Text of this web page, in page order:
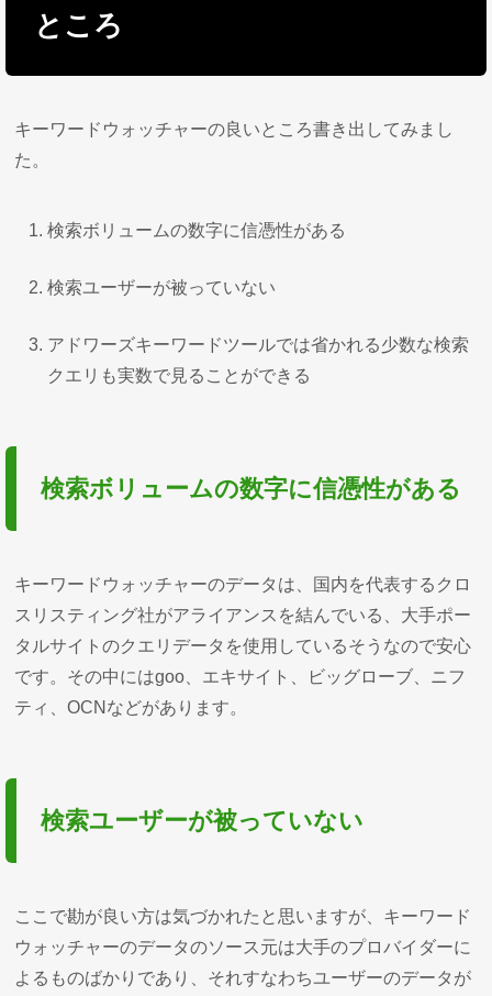
ところ
キーワードウォッチャーの良いところ書き出してみまし
た。
検索ボリュームの数字に信憑性がある
検索ユーザーが被っていない
アドワーズキーワードツールでは省かれる少数な検索
クエリも実数で見ることができる
検索ボリュームの数字に信憑性がある
キーワードウォッチャーのデータは、国内を代表するクロ
スリスティング社がアライアンスを結んでいる、大手ポー
タルサイトのクエリデータを使用しているそうなので安心
です。その中にはgoo、エキサイト、ビッグローブ、ニフ
ティ、OCNなどがあります。
検索ユーザーが被っていない
ここで勘が良い方は気づかれたと思いますが、キーワード
ウォッチャーのデータのソース元は大手のプロバイダーに
よるものばかりであり、それすなわちユーザーのデータが